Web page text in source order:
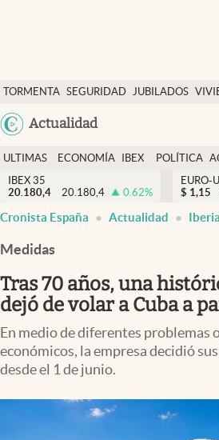
TORMENTA SEGURIDAD JUBILADOS
Actualidad
Economía y finanzas
Política
Actualidad
Criptomonedas
España
ULTIMAS
NOTICIAS
ECONOMÍA
FINANZAS
IBEX
EURO
POLÍTICA
IBEX 35
20.180,4
20.180,4 0.62%
EURO-
$ 1,15
Cronista España Actualidad Iberia
Medidas
Tras 70 años, una
dejó de volar a Cuba a
En medio de diferentes problemas
económicos, la empresa decidió
desde el 1 de junio.